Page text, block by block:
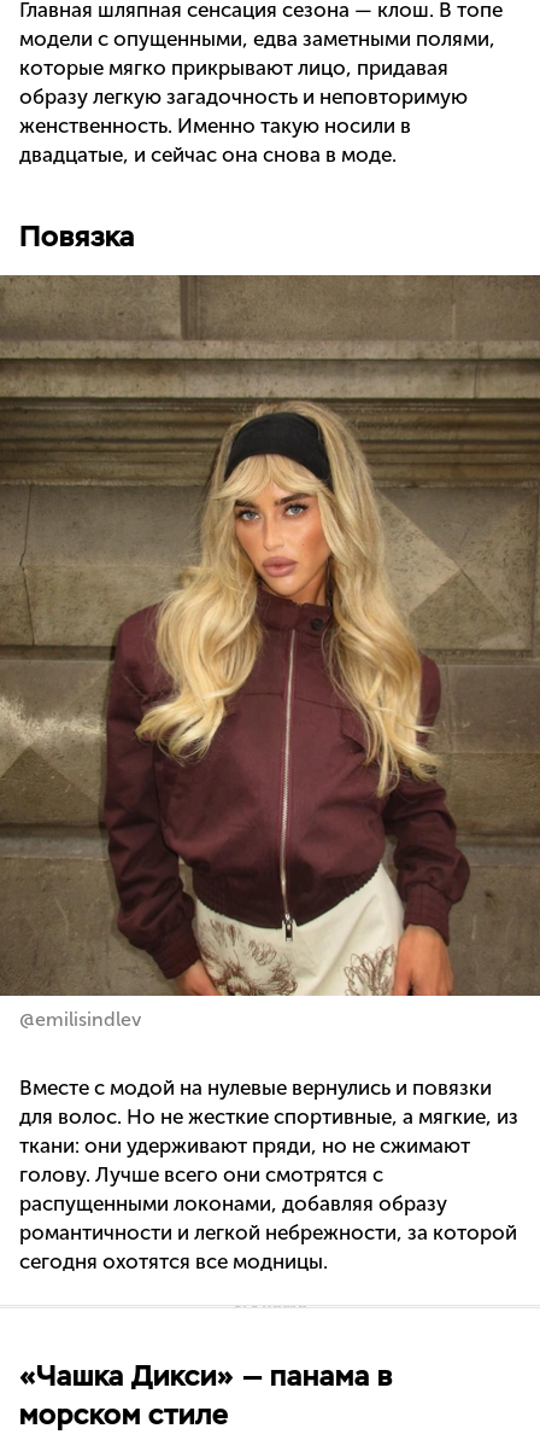
Главная шляпная сенсация сезона — клош. В топе
модели с опущенными, едва заметными полями,
которые мягко прикрывают лицо, придавая
образу легкую загадочность и неповторимую
женственность. Именно такую носили в
двадцатые, и сейчас она снова в моде.
Повязка
@emilisindlev
Вместе с модой на нулевые вернулись и повязки
для волос. Но не жесткие спортивные, а мягкие, из
ткани: они удерживают пряди, но не сжимают
голову. Лучше всего они смотрятся с
распущенными локонами, добавляя образу
романтичности и легкой небрежности, за которой
сегодня охотятся все модницы.
«Чашка Дикси» — панама в
морском стиле